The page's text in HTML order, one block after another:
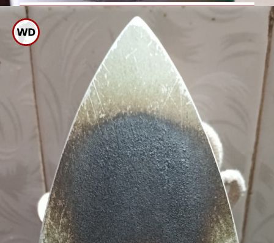
ಸ್ವಿಚ್ ಹಾಕಿಕೊಂಡಿರುವಾಗ ವಯರ್
ಸ್ಪರ್ಶಿಸಲು ಹೋಗಬೇಡಿ